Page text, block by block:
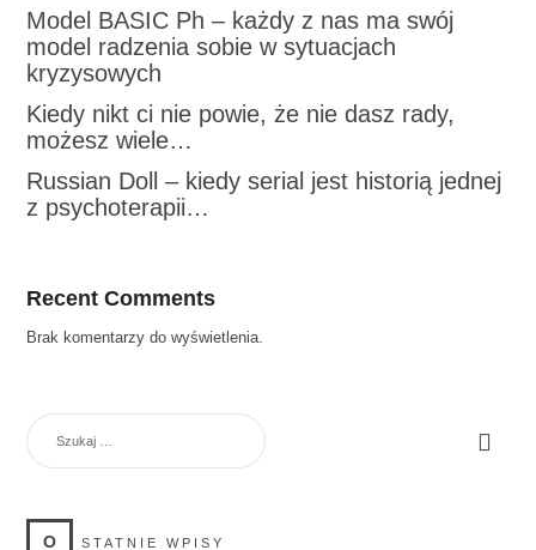
Model BASIC Ph – każdy z nas ma swój
model radzenia sobie w sytuacjach
kryzysowych
Kiedy nikt ci nie powie, że nie dasz rady,
możesz wiele…
Russian Doll – kiedy serial jest historią jednej
z psychoterapii…
Recent Comments
Brak komentarzy do wyświetlenia.
O STATNIE WPISY